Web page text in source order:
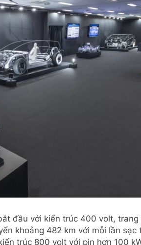
đầu với kiến ​​trúc 400 volt,
khoảng 482 km với mỗi lần sạc
trúc 800 volt với pin hơn 100